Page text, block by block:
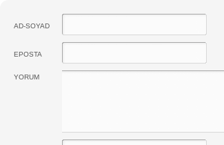
AD-SOYAD
EPOSTA
YORUM